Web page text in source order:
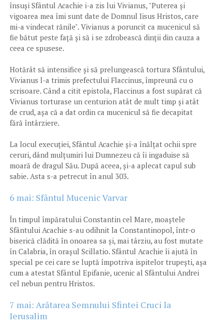
însuși Sfântul Acachie i-a zis lui Vivianus, "Puterea și
vigoarea mea îmi sunt date de Domnul Iisus Hristos, care
mi-a vindecat rănile". Vivianus a poruncit ca mucenicul să
fie bătut peste față și să i se zdrobească dinții din cauza a
ceea ce spusese.
Hotărât să intensifice și să prelungească tortura Sfântului,
Vivianus l-a trimis prefectului Flaccinus, împreună cu o
scrisoare. Când a citit epistola, Flaccinus a fost supărat că
Vivianus torturase un centurion atât de mult timp și atât
de crud, așa că a dat ordin ca mucenicul să fie decapitat
fără întârziere.
La locul execuției, Sfântul Acachie și-a înălțat ochii spre
ceruri, dând mulțumiri lui Dumnezeu că îi ingaduise să
moară de dragul Său. După aceea, și-a aplecat capul sub
sabie. Asta s-a petrecut în anul 303.
6 mai: Sfântul Mucenic Varvar
În timpul împăratului Constantin cel Mare, moaștele
Sfântului Acachie s-au odihnit la Constantinopol, într-o
biserică clădită în onoarea sa și, mai târziu, au fost mutate
în Calabria, în orașul Scillatio. Sfântul Acachie îi ajută în
special pe cei care se luptă împotriva ispitelor trupești, așa
cum a atestat Sfântul Epifanie, ucenic al Sfântului Andrei
cel nebun pentru Hristos.
7 mai: Arătarea Semnului Sfintei Cruci la
Ierusalim